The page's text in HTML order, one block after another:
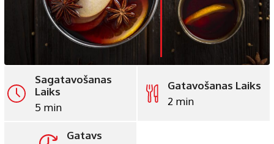
Pinterest
Print
Sagatavošanas
Laiks
5 min
Gatavošanas Laiks
2 min
Gatavs